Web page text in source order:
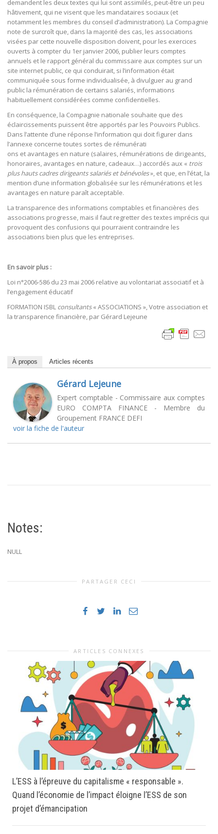
demandent les deux textes qui lui sont assimilés, peut-être un peu
hâtivement, qui ne visent que les mandataires sociaux (et
notamment les membres du conseil d’administration). La Compagnie
note de surcroît que, dans la majorité des cas, les associations
visées par cette nouvelle disposition doivent, pour les exercices
ouverts à compter du 1er janvier 2006, publier leurs comptes
annuels et le rapport général du commissaire aux comptes sur un
site internet public, ce qui conduirait, si l’information était
communiquée sous forme individualisée, à divulguer au grand
public la rémunération de certains salariés, informations
habituellement considérées comme confidentielles.
En conséquence, la Compagnie nationale souhaite que des
éclaircissements puissent être apportés par les Pouvoirs Publics.
Dans l’attente d’une réponse l’information qui doit figurer dans
l’annexe concerne toutes sortes de rémunérati
ons et avantages en nature (salaires, rémunérations de dirigeants,
honoraires, avantages en nature, cadeaux…) accordés aux « trois
plus hauts cadres dirigeants salariés et bénévoles», et que, en l’état, la
mention d’une information globalisée sur les rémunérations et les
avantages en nature paraît acceptable.
La transparence des informations comptables et financières des
associations progresse, mais il faut regretter des textes imprécis qui
provoquent des confusions qui pourraient contraindre les
associations bien plus que les entreprises.
En savoir plus :
Loi n°2006-586 du 23 mai 2006 relative au volontariat associatif et à
l’engagement éducatif
FORMATION ISBL consultants« ASSOCIATIONS », Votre association et
la transparence financière, par Gérard Lejeune
À propos Articles récents
Gérard Lejeune
Expert comptable - Commissaire aux comptes
EURO COMPTA FINANCE - Membre du
Groupement FRANCE DEFI
voir la fiche de l'auteur
Notes:
NULL
PARTAGER CECI
ARTICLES CONNEXES
L’ESS à l’épreuve du capitalisme « responsable ».
Quand l’économie de l’impact éloigne l’ESS de son
projet d’émancipation